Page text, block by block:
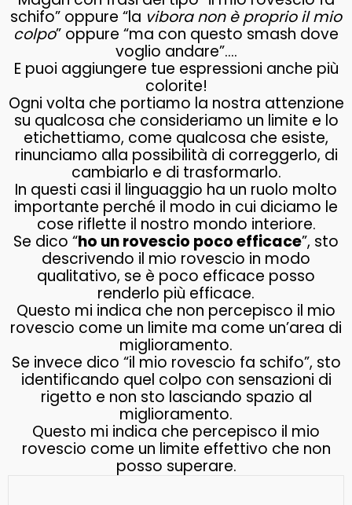
schifo” oppure “la vibora non è proprio il mio
colpo” oppure “ma con questo smash dove
voglio andare”….
E puoi aggiungere tue espressioni anche più
colorite!
Ogni volta che portiamo la nostra attenzione
su qualcosa che consideriamo un limite e lo
etichettiamo, come qualcosa che esiste,
rinunciamo alla possibilità di correggerlo, di
cambiarlo e di trasformarlo.
In questi casi il linguaggio ha un ruolo molto
importante perché il modo in cui diciamo le
cose riflette il nostro mondo interiore.
Se dico “ho un rovescio poco efficace”, sto
descrivendo il mio rovescio in modo
qualitativo, se è poco efficace posso
renderlo più efficace.
Questo mi indica che non percepisco il mio
rovescio come un limite ma come un’area di
miglioramento.
Se invece dico “il mio rovescio fa schifo”, sto
identificando quel colpo con sensazioni di
rigetto e non sto lasciando spazio al
miglioramento.
Questo mi indica che percepisco il mio
rovescio come un limite effettivo che non
posso superare.